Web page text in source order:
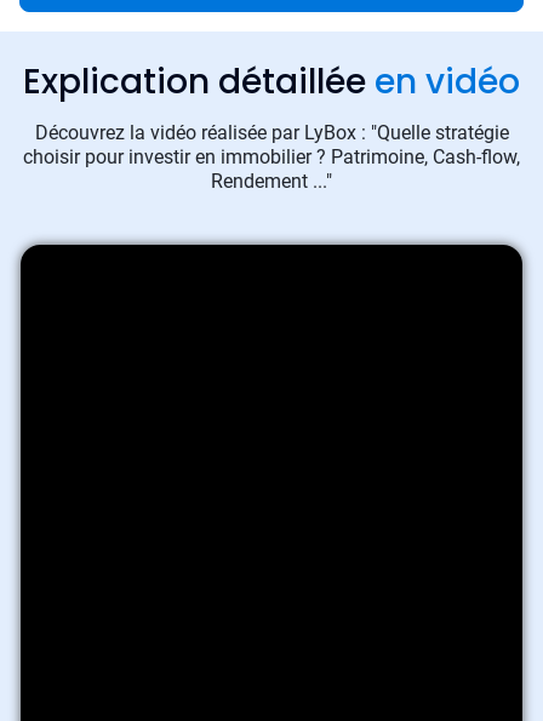
Explication détaillée en vidéo
Découvrez la vidéo réalisée par LyBox : "Quelle stratégie
choisir pour investir en immobilier ? Patrimoine, Cash-flow,
Rendement ..."